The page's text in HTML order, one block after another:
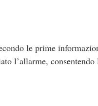
le prime
l’allarme, consentendo